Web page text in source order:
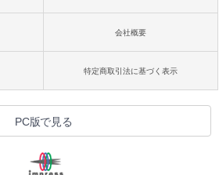
会社概要
特定商取引法に基づく表示
PC版で見る